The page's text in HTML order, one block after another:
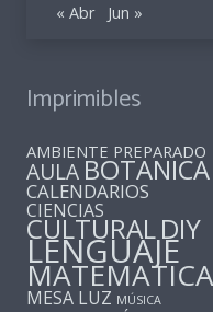
« Abr Jun »
Imprimibles
AMBIENTE PREPARADO
AULA BOTANICA
CALENDARIOS
CIENCIAS
CULTURALDIY
LENGUAJE
MESA LUZ MÚSICA